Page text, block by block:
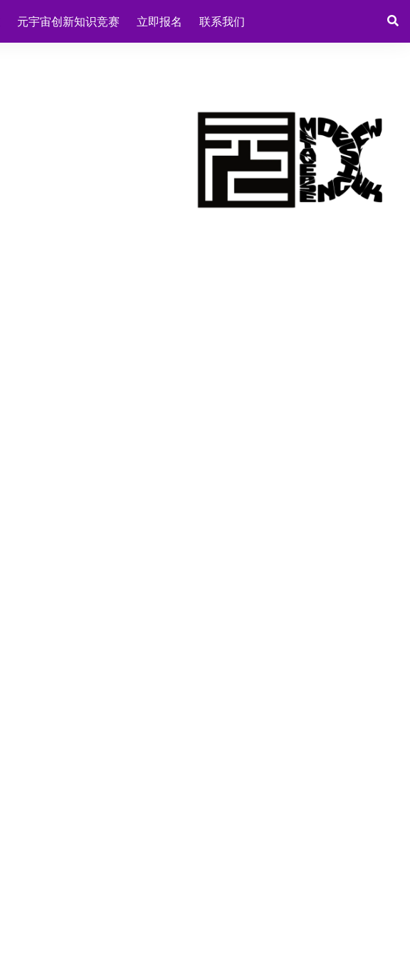
元宇宙创新知识竞赛 立即报名 联系我们